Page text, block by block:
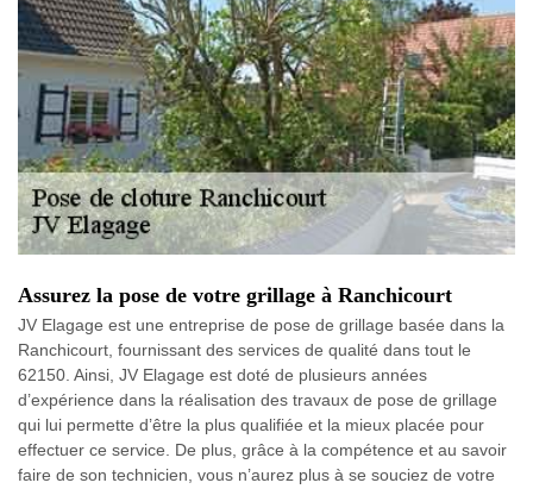
Assurez la pose de votre grillage à Ranchicourt
JV Elagage est une entreprise de pose de grillage basée dans la
Ranchicourt, fournissant des services de qualité dans tout le
62150. Ainsi, JV Elagage est doté de plusieurs années
d’expérience dans la réalisation des travaux de pose de grillage
qui lui permette d’être la plus qualifiée et la mieux placée pour
effectuer ce service. De plus, grâce à la compétence et au savoir
faire de son technicien, vous n’aurez plus à se souciez de votre